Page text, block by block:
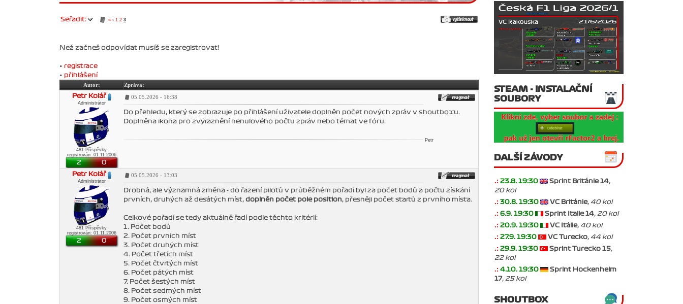
Seřadit: « ‹ 1 2 3
Než začneš odpovídat musíš se zaregistrovat!
• registrace
• přihlášení
Autor:
Zpráva:
Petr Kolář
Administrátor
481 Příspěvky
registrován: 01.11.2006
2 0
05.05.2026 - 16:38
Do přehledu, který se zobrazuje po přihlášení uživatele doplněn počet nových zpráv v shoutboxu.
Doplněna ikona pro zvýraznění nenulového počtu zpráv nebo témat ve fóru.
Petr
Petr Kolář
Administrátor
481 Příspěvky
registrován: 01.11.2006
2 0
05.05.2026 - 13:03
Drobná, ale významná změna - do řazení pilotů v průběžném pořadí byl za počet bodů a počtu získání
prvních, druhých až desátých míst, doplněn počet pole position, přesněji počet startů z prvního místa.
Celkové pořadí se tedy aktuálně řadí podle těchto kritérií:
1. Počet bodů
2. Počet prvních míst
3. Počet druhých míst
4. Počet třetích míst
5. Počet čtvrtých míst
6. Počet pátých míst
7. Počet šestých míst
8. Počet sedmých míst
9. Počet osmých míst
STEAM - INSTALAČNÍ
SOUBORY
DALŠÍ ZÁVODY
.: 23.8. 19:30 Sprint Británie 14,
20 kol
.: 30.8. 19:30 VC Británie, 40 kol
.: 6.9. 19:30 Sprint Italie 14, 20 kol
.: 20.9. 19:30 VC Itálie, 40 kol
.: 27.9. 19:30 VC Turecko, 44 kol
.: 29.9. 19:30 Sprint Turecko 15,
22 kol
.: 4.10. 19:30
Sprint Hockenheim
17, 25 kol
SHOUTBOX